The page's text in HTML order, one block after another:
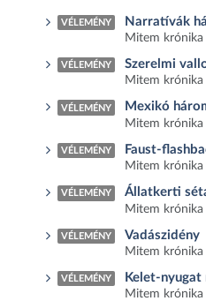
VÉLEMÉNY Narratívák
Mitem
VÉLEMÉNY Szerelmi
Mitem krónika
VÉLEMÉNY Mexikó
Mitem krónika
VÉLEMÉNY Faust-
Mitem krónika
VÉLEMÉNY Állatkerti
Mitem krónika
VÉLEMÉNY Vadászidény
Mitem
VÉLEMÉNY Kelet-
Mitem krónika